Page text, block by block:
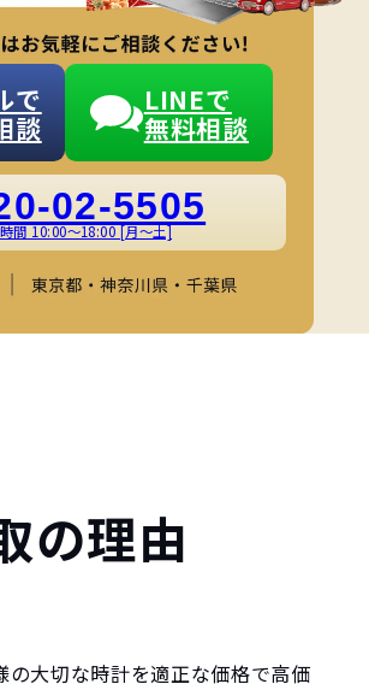
で
談
LINEで
無料相談
02-5505
間 10:00～18:00 [月～土]
の理由
の大切な時計を適正な価格で高価